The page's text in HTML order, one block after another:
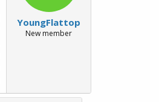
YoungFlattop
New member